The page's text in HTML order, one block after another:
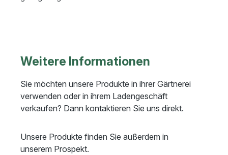
Weitere Informationen
Sie möchten unsere Produkte in ihrer Gärtnerei
verwenden oder in ihrem Ladengeschäft
verkaufen? Dann kontaktieren Sie uns direkt.
Unsere Produkte finden Sie außerdem in
unserem Prospekt.